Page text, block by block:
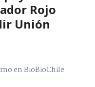
Rojo
Unión
en BioBioChile